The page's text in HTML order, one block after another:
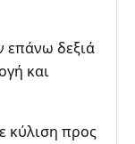
επάνω δεξιά
και
κύλιση προς